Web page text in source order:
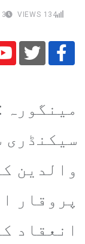
134 3 مہینے AGO
​مینگورہ
والدین
پروقار
انعقاد